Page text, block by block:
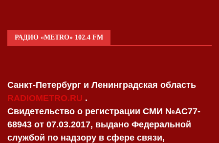
РАДИО «METRO» 102.4 FM
Санкт-Петербург и Ленинградская область
RADIOMETRO.RU .
Свидетельство о регистрации СМИ №AC77-
68943 от 07.03.2017, выдано Федеральной
службой по надзору в сфере связи,